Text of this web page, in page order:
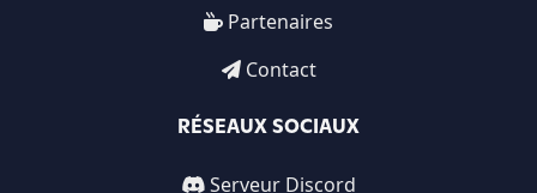
Partenaires
Contact
RÉSEAUX SOCIAUX
Serveur Discord